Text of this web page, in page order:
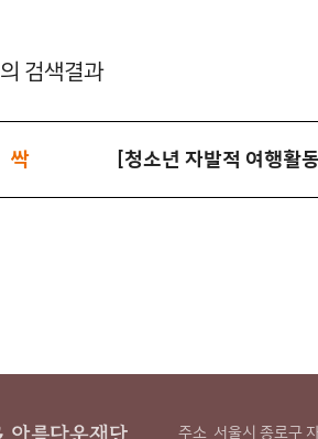
의 검색결과
싹 [청소년 자발적 여행활
주소 서울시 종로구